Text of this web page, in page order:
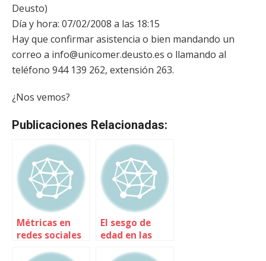
Deusto)
Día y hora: 07/02/2008 a las 18:15
Hay que confirmar asistencia o bien mandando un
correo a info@unicomer.deusto.es o llamando al
teléfono 944 139 262, extensión 263.
¿Nos vemos?
Publicaciones Relacionadas:
Métricas en
redes sociales
El sesgo de
edad en las